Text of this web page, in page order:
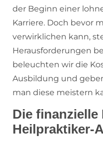
der Beginn einer
Karriere. Doch bevor
verwirklichen kann,
Herausforderungen
beleuchten wir die
Ausbildung und
man diese meistern
Die finanzielle
Heilpraktiker-